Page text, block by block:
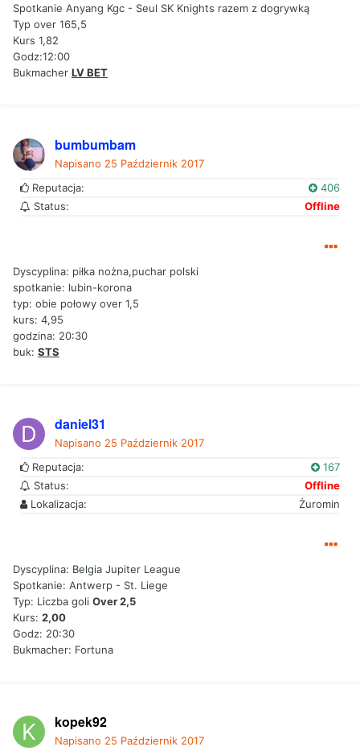
Spotkanie Anyang Kgc - Seul SK Knights razem z dogrywką
Typ over 165,5
Kurs 1,82
Godz:12:00
Bukmacher LV BET
bumbumbam
Napisano 25 Październik 2017
Reputacja:
406
Status:
Offline
Dyscyplina: piłka nożna,puchar polski
spotkanie: lubin-korona
typ: obie połowy over 1,5
kurs: 4,95
godzina: 20:30
buk: STS
daniel31
Napisano 25 Październik 2017
Reputacja:
167
Status:
Offline
Lokalizacja:
Żuromin
Dyscyplina: Belgia Jupiter League
Spotkanie: Antwerp - St. Liege
Typ: Liczba goli Over 2,5
Kurs: 2,00
Godz: 20:30
Bukmacher: Fortuna
kopek92
Napisano 25 Październik 2017